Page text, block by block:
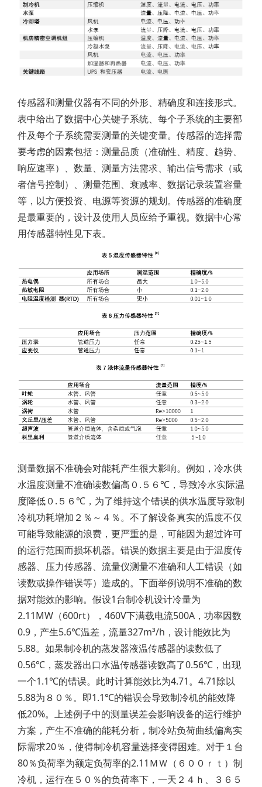
传感器和测量仪器有不同的外形、精确度和连接形式。
表中给出了数据中心关键子系统、每个子系统的主要部
件及每个子系统需要测量的关键变量。传感器的选择需
要考虑的因素包括：测量品质（准确性、精度、趋势、
响应速率）、数量、测量方法需求、输出信号需求（或
者信号控制）、测量范围、衰减率、数据记录装置容量
等，以方便投资、电源等资源的规划。传感器的准确度
是最重要的，设计及使用人员应给予重视。数据中心常
用传感器特性见下表。
测量数据不准确会对能耗产生很大影响。例如，冷水供
水温度测量不准确读数偏高０.５６℃，导致冷水实际温
度降低０.５６℃，为了维持这个错误的供水温度导致制
冷机功耗增加２％～４％。不了解设备真实的温度不仅
可能导致能源的浪费，更严重的是，可能因为超过许可
的运行范围而损坏机器。错误的数据主要是由于温度传
感器、压力传感器、流量仪测量不准确和人工错误（如
读数或操作错误等）造成的。下面举例说明不准确的数
据对能效的影响。假设1台制冷机设计冷量为
2.11MW（600rt），460V下满载电流500A，功率因数
0.9，产生5.6℃温差，流量327m³/h，设计能效比为
5.88。如果制冷机的蒸发器液温传感器的读数低了
0.56℃，蒸发器出口水温传感器读数高了0.56℃，出现
一个1.1℃的错误。此时计算能效比为4.71。4.71除以
5.88为８０％。即1.1℃的错误会导致制冷机的能效降
低20%。上述例子中的测量误差会影响设备的运行维护
方案，产生不准确的能耗分析，制冷站负荷曲线偏离实
际需求20％，使得制冷机容量选择变得困难。对于１台
80％负荷率为额定负荷率的2.11ＭＷ（６００ｒｔ）制
冷机，运行在５０％的负荷率下，一天２４ｈ、３６５